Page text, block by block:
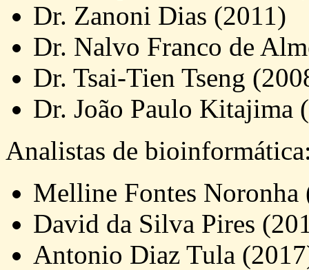
Dr. Zanoni Dias (2011)
Dr. Nalvo Franco de
Dr. Tsai-Tien Tseng
Dr. João Paulo Kitajima
Analistas de
Melline Fontes Noronha
David da Silva Pires
Antonio Diaz Tula